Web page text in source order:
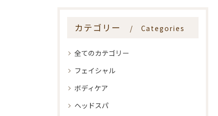
カテゴリー Categories
全てのカテゴリー
フェイシャル
ボディケア
ヘッドスパ